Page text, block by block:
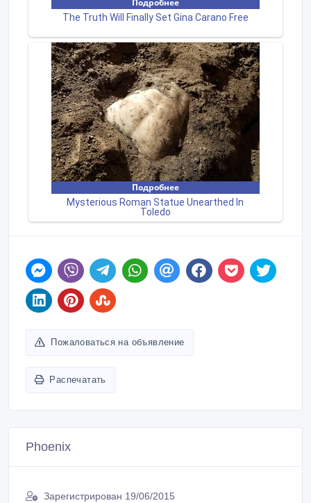
Пожаловаться на объявление
Распечатать
Phoenix
Зарегистрирован 19/06/2015